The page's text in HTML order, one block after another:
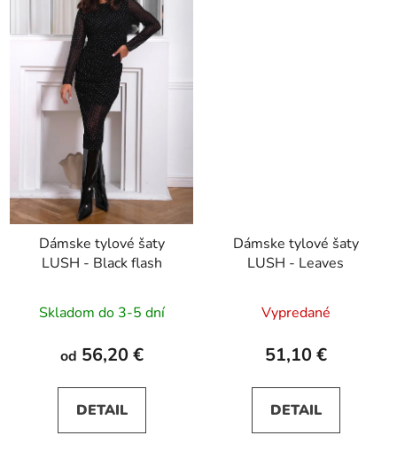
Dámske tylové šaty
LUSH - Black flash
Skladom do 3-5 dní
od 56,20 €
DETAIL
Dámske tylové šaty
LUSH - Leaves
Vypredané
51,10 €
DETAIL